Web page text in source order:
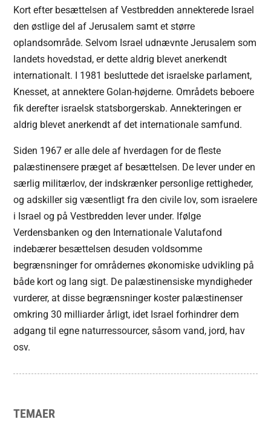
Kort efter besættelsen af Vestbredden annekterede Israel
den østlige del af Jerusalem samt et større
oplandsområde. Selvom Israel udnævnte Jerusalem som
landets hovedstad, er dette aldrig blevet anerkendt
internationalt. I 1981 besluttede det israelske parlament,
Knesset, at annektere Golan-højderne. Områdets beboere
fik derefter israelsk statsborgerskab. Annekteringen er
aldrig blevet anerkendt af det internationale samfund.
Siden 1967 er alle dele af hverdagen for de fleste
palæstinensere præget af besættelsen. De lever under en
særlig militærlov, der indskrænker personlige rettigheder,
og adskiller sig væsentligt fra den civile lov, som israelere
i Israel og på Vestbredden lever under. Ifølge
Verdensbanken og den Internationale Valutafond
indebærer besættelsen desuden voldsomme
begrænsninger for områdernes økonomiske udvikling på
både kort og lang sigt. De palæstinensiske myndigheder
vurderer, at disse begrænsninger koster palæstinenser
omkring 30 milliarder årligt, idet Israel forhindrer dem
adgang til egne naturressourcer, såsom vand, jord, hav
osv.
TEMAER